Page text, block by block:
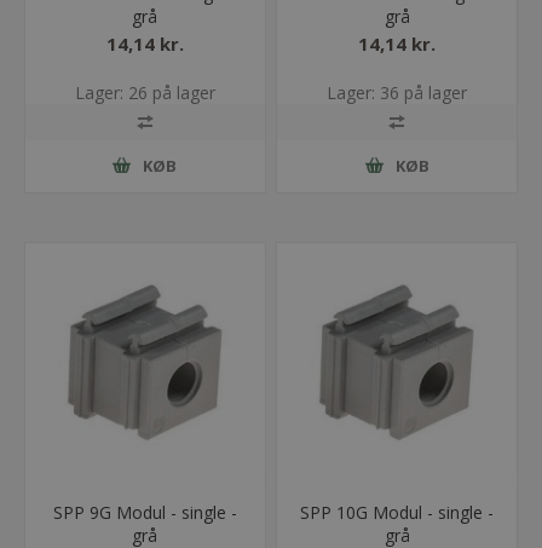
grå
14,14 kr.
Lager: 26 på lager
KØB
grå
14,14 kr.
Lager: 36 på lager
KØB
SPP 9G Modul - single -
grå
SPP 10G Modul - single -
grå